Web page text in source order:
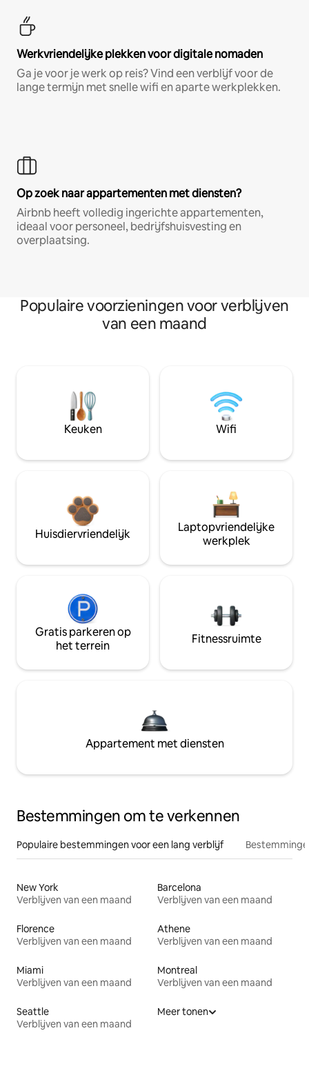
Werkvriendelijke plekken voor digitale nomaden
Ga je voor je werk op reis? Vind een verblijf voor de
lange termijn met snelle wifi en aparte werkplekken.
Op zoek naar appartementen met diensten?
Airbnb heeft volledig ingerichte appartementen,
ideaal voor personeel, bedrijfshuisvesting en
overplaatsing.
Populaire voorzieningen voor verblijven
van een maand
Keuken Wifi
Huisdiervriendelijk
Laptopvriendelijke
werkplek
Gratis parkeren op
het terrein
Fitnessruimte
Appartement met diensten
Bestemmingen om te verkennen
Populaire bestemmingen voor een lang verblijf
New York
Verblijven van een maand
Barcelona
Verblijven van een maand
Florence
Verblijven van een maand
Athene
Verblijven van een maand
Miami
Verblijven van een maand
Montreal
Verblijven van een maand
Seattle
Verblijven van een maand
Meer tonen